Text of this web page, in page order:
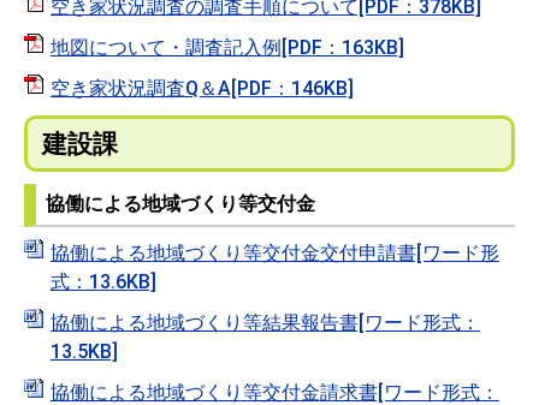
空き家状況調査の調査手順について[PDF：378KB]
地図について・調査記入例[PDF：163KB]
空き家状況調査Q＆A[PDF：146KB]
建設課
協働による地域づくり等交付金
協働による地域づくり等交付金交付申請書[ワード形
式：13.6KB]
協働による地域づくり等結果報告書[ワード形式：
13.5KB]
協働による地域づくり等交付金請求書[ワード形式：